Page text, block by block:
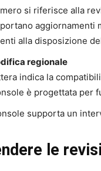
si riferisce alla
aggiornamenti
alla disposizione
regionale
indica la
è progettata per
supporta un
le